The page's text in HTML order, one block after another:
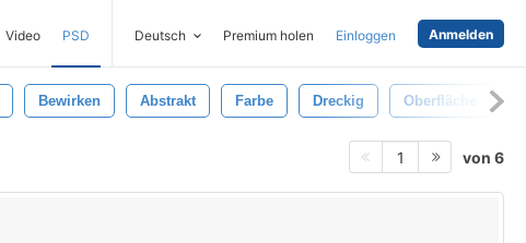
Video PSD Deutsch Premium holen Einloggen Anmelden
Bewirken Abstrakt Farbe Dreckig Oberfläche
1 von 6